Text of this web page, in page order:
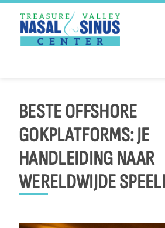
content
BESTE OFFSHORE
GOKPLATFORMS: JE
HANDLEIDING NAAR
WERELDWIJDE